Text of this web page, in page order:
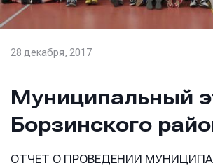
28 декабря, 2017
Муниципальный
Борзинского
ОТЧЕТ О ПРОВЕДЕНИИ